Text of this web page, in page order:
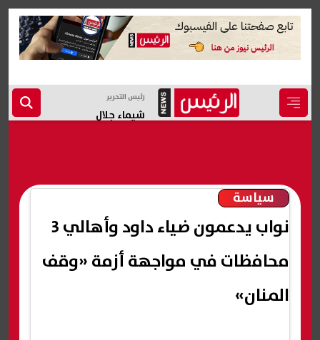
رئيس التحرير
شيماء جلال
سياسة
نواب يدعمون ضياء داود وأهالي 3
محافظات في مواجهة أزمة «وقف
المنان»